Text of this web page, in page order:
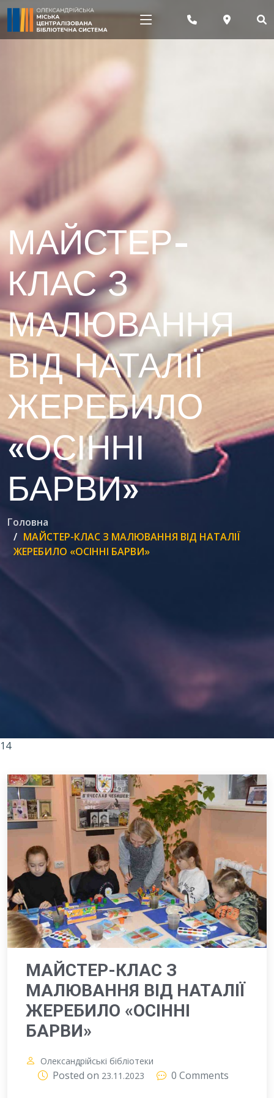
МАЙСТЕР-
КЛАС З
МАЛЮВАННЯ
ВІД НАТАЛІЇ
ЖЕРЕБИЛО
«ОСІННІ
БАРВИ»
Головна
МАЙСТЕР-КЛАС З МАЛЮВАННЯ ВІД НАТАЛІЇ
ЖЕРЕБИЛО «ОСІННІ БАРВИ»
14
МАЙСТЕР-КЛАС З
МАЛЮВАННЯ ВІД НАТАЛІЇ
ЖЕРЕБИЛО «ОСІННІ
БАРВИ»
Олександрійські бібліотеки
Posted on 23.11.2023
0 Comments